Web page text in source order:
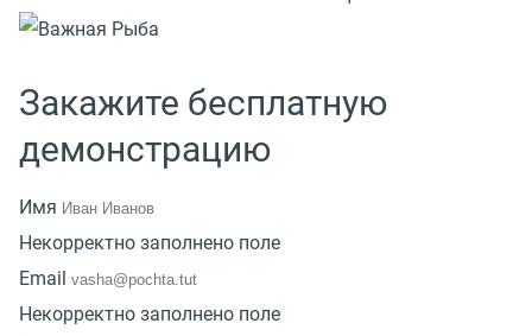
Закажите бесплатную
демонстрацию
Имя
Некорректно заполнено поле
Email
Некорректно заполнено поле